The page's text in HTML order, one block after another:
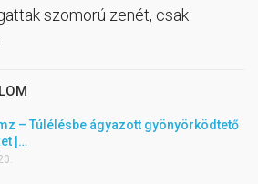
szomorú zenét, csak
– Túlélésbe ágyazott gyönyörködtető
|…